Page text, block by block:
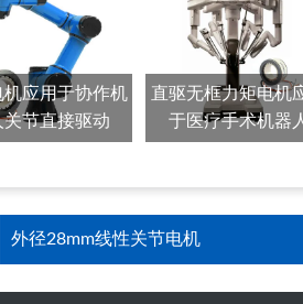
机应用于协作机
关节直接驱动
直驱无框力矩电机
于医疗手术机器
外径28mm线性关节电机